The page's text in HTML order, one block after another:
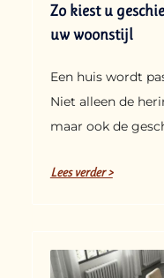
Zo kiest u
uw woonstijl
Een huis wordt
Niet alleen de
maar ook de
Lees verder >